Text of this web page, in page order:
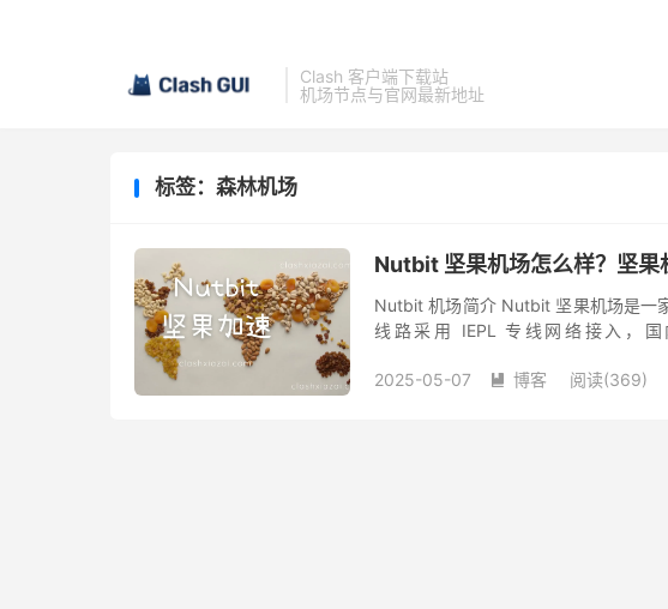
Clash 客户端下载站
机场节点与官网最新地址
标签：森林机场
Nutbit 坚果机场怎么样？坚果
Nutbit 机场简介 Nutbit 坚果机场是一
线路采用 IEPL 专线网络接入，
2025-05-07  博客 阅读(369)